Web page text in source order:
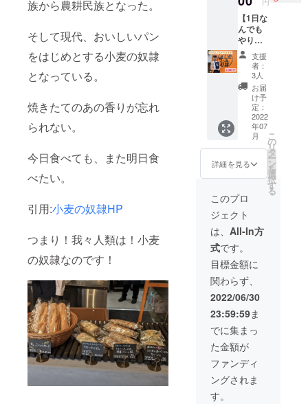
族から農耕民族となった。
そして現代、おいしいパン
をはじめとする小麦の奴隷
となっている。
焼きたてのあの香りが忘れ
られない。
今日食べても、また明日食
べたい。
引用:小麦の奴隷HP
つまり！我々人類は！小麦
の奴隷なのです！
品表示
はお届
け商品
のラベ
ルに表
記され
ます」
ドファ
ンディ
ング公
開最終
日 7月
支援総
額をも
とに計
画を作
成 8月
幼稚園
夏休み
9月 子
お届け
※変更す
もござ
います
「原材
料及び
等の食
品表示
はお届
け商品
のラベ
ルに表
記され
ます」
ありま
すので
ご了承
くださ
い。
子供た
ちへ届
ける様
子を
SNSに
投稿す
る際、
お名前
を記載
しま
す。企
業名や
ニック
ネーム
も可能
るお名
前を備
考欄に
入力し
てくだ
さい。
※小麦の
奴隷 仙
台愛子
店の
SNSア
カウン
トが存
在する
限り投
稿は残
ります
■提供施
2023年
7月末ま
で（こ
の日ま
で肖像
画を飾
ります
よ！）
いう
テー
マ、お
店のコ
ンセプ
トに
沿った
作品を
お願い
します
■期間：
９/1～
2/28（
設置日
より６
作スケ
ジュー
ル ７月
中打合
せ ８月
中制作
と設置
■アー
ティス
ト様に
デザイ
ンして
いただ
いたも
のを
フィル
ムや
シート
ます！
■リター
ン内容
みんな
の株式
会社 代
表取締
役 菅野
大輔に
なんで
も相
談。み
んなの
株式会
社の経
てお話
ししま
す。好
きに
使って
くださ
い。 ■
場所
「魚 炭
酒 おは
し二日
町」
or「オ
ンライ
ン」
（オン
ライン
希望の
【1日な
んでも
やりま
す券】
エンタ
メ店長
だいこ
うが1日
なんで
もやり
ます。
■リター
ン内容
加賀 大
皓(かが
だいこ
う)を1
日レン
タル。
だいこ
うの24
時間を
好きに
使って
くださ
い。 ■
自己紹
介 ・体
力には
自信が
ありま
す。 ・
よく喋
りま
支援
者：
3人
お届
け予
定：
2022
年07
月
詳細を見る
こ
の
リ
タ
ー
ン
を
選
択
す
る
このプロ
ジェクト
は、 All-In方
式です。
目標金額に
関わらず、
2022/06/30
23:59:59ま
でに集まっ
た金額が
ファンディ
ングされま
す。